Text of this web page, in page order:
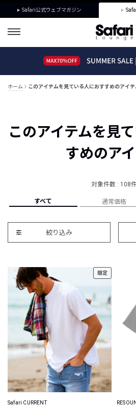
Safari公式ウェブマガジン
ホーム このアイテムを見ている人におすすめのアイテ
このアイテムを見
すめのア
対象件数 : 108
すべて 通常価格
絞り込み
限定
Safari CURRENT